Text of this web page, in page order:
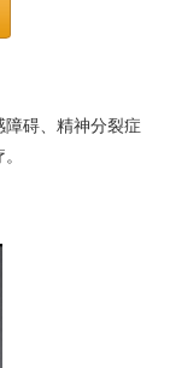
碍、精神分裂症